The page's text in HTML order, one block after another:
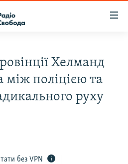
Хелманд
між поліцією та
руху
без VPN